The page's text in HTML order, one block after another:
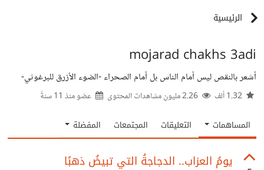
الرئيسية
mojarad chakhs 3adi
أشعر بالنقص ليس أمام الناس بل أمام الصحراء -الضوء الأزرق للبرغوثي-
عضو منذ 11 سنةً
المساهمات التعليقات المجتمعات المفضلة
يومُ العزاب.. الدجاجةُ التي تبيضُ ذهبًا